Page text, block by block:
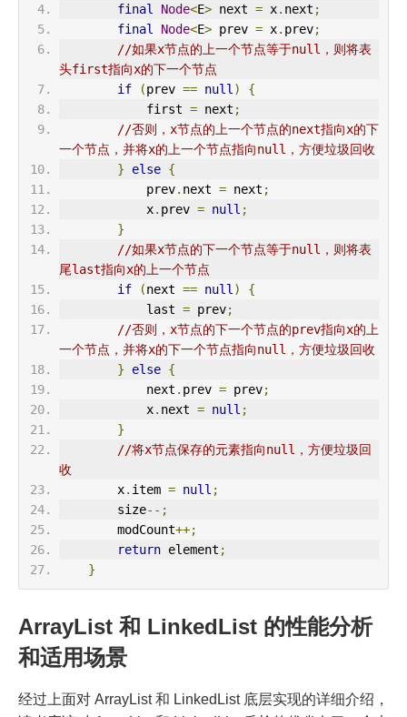
final
Node<E> next = x. next ;
final
Node<E> prev = x. prev;
//如果x节点的上一个节点等于null，则将表
头first指向x的下一个节点
if
(prev == null )
{
            first
= next ;
//否则，x节点的上一个节点的next指向x的下
一个节点，并将x的上一个节点指向null，方便垃圾回收
}
else {
            prev
. next = next ;
            x
. prev = null ;
}
//如果x节点的下一个节点等于null，则将表
尾last指向x的上一个节点
if
(next == null )
{
            last
= prev;
//否则，x节点的下一个节点的prev指向x的上
一个节点，并将x的下一个节点指向null，方便垃圾回收
}
else {
            next
. prev = prev;
            x
. next = null ;
}
//将x节点保存的元素指向null，方便垃圾回
收
        x
. item = null ;
        size
--;
        modCount
++;
return element ;
}
ArrayList 和 LinkedList 的性能分析
和适用场景
经过上面对 ArrayList 和 LinkedList 底层实现的详细介绍，